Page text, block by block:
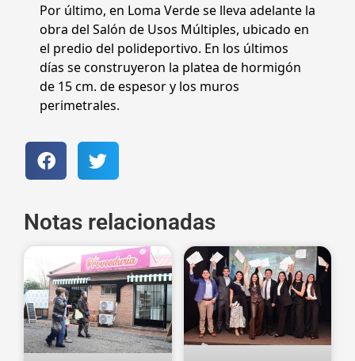
Por último, en Loma Verde se lleva adelante la
obra del Salón de Usos Múltiples, ubicado en
el predio del polideportivo. En los últimos
días se construyeron la platea de hormigón
de 15 cm. de espesor y los muros
perimetrales.
Notas relacionadas